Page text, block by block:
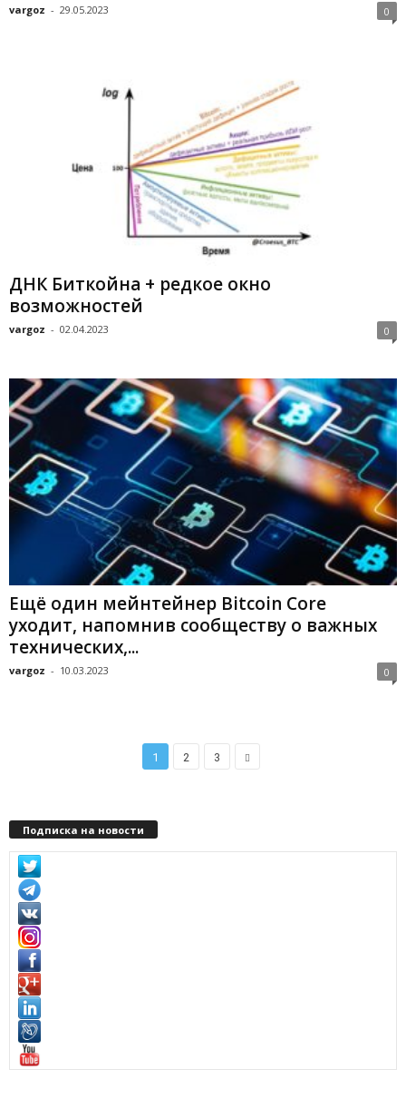
vargoz - 29.05.2023 0
ДНК Биткойна + редкое окно
возможностей
vargoz - 02.04.2023 0
Ещё один мейнтейнер Bitcoin Core
уходит, напомнив сообществу о важных
технических,...
vargoz - 10.03.2023 0
1 2 3
Подписка на новости